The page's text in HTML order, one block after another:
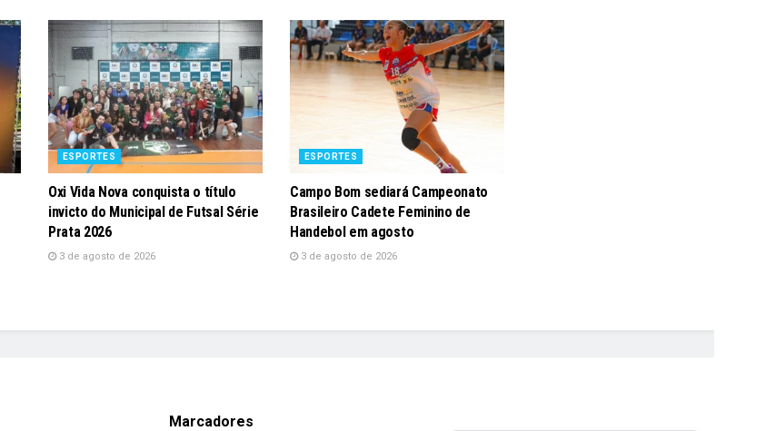
ESPORTES
Oxi Vida Nova conquista o título
invicto do Municipal de Futsal Série
Prata 2026
3 de agosto de 2026
ESPORTES
Campo Bom sediará Campeonato
Brasileiro Cadete Feminino de
Handebol em agosto
3 de agosto de 2026
Marcadores